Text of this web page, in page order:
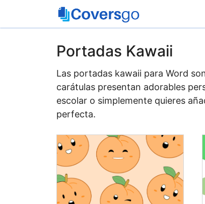
Portadas Kawaii
Las portadas kawaii para Word
carátulas presentan adorables
escolar o simplemente quieres
perfecta.